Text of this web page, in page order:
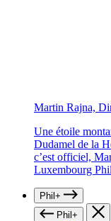
Martin Rajna,
Une étoile
Dudamel de la
c’est officiel,
Luxembourg
Phil+
Phil+